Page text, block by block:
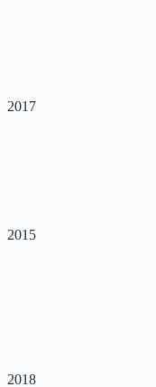
2017
2015
2018